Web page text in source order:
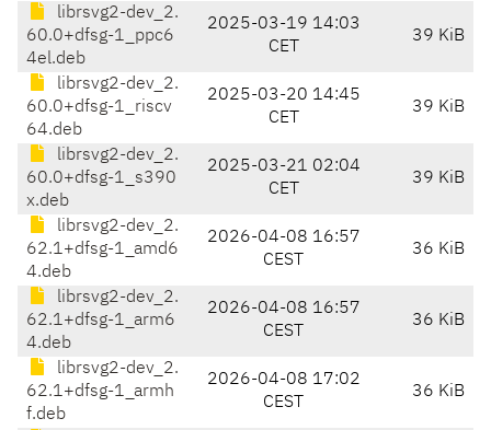
librsvg2-dev_2.
60.0+dfsg-1_ppc6
4el.deb
2025-03-19 14:03
CET
39 KiB
librsvg2-dev_2.
60.0+dfsg-1_riscv
64.deb
2025-03-20 14:45
CET
39 KiB
librsvg2-dev_2.
60.0+dfsg-1_s390
x.deb
2025-03-21 02:04
CET
39 KiB
librsvg2-dev_2.
62.1+dfsg-1_amd6
4.deb
2026-04-08 16:57
CEST
36 KiB
librsvg2-dev_2.
62.1+dfsg-1_arm6
4.deb
2026-04-08 16:57
CEST
36 KiB
librsvg2-dev_2.
62.1+dfsg-1_armh
f.deb
2026-04-08 17:02
CEST
36 KiB